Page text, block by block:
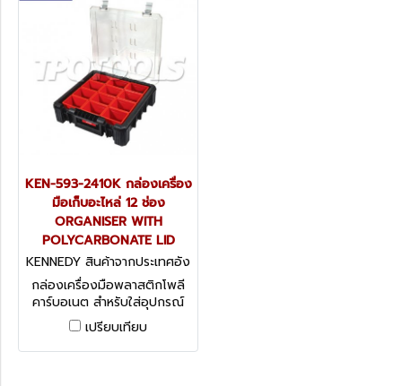
KEN-593-2410K กล่องเครื่อง
มือเก็บอะไหล่ 12 ช่อง
ORGANISER WITH
POLYCARBONATE LID
KENNEDY สินค้าจากประเทศอัง
กฤษ KEN-593-2410K
กล่องเครื่องมือพลาสติกโพลี
คาร์บอเนต สำหรับใส่อุปกรณ์
ช่าง ขนาด H110 x W400 x
L389 มม. ปรับช่องใส่ได้ตาม
ต้องการ Kennedy Organiser
เปรียบเทียบ